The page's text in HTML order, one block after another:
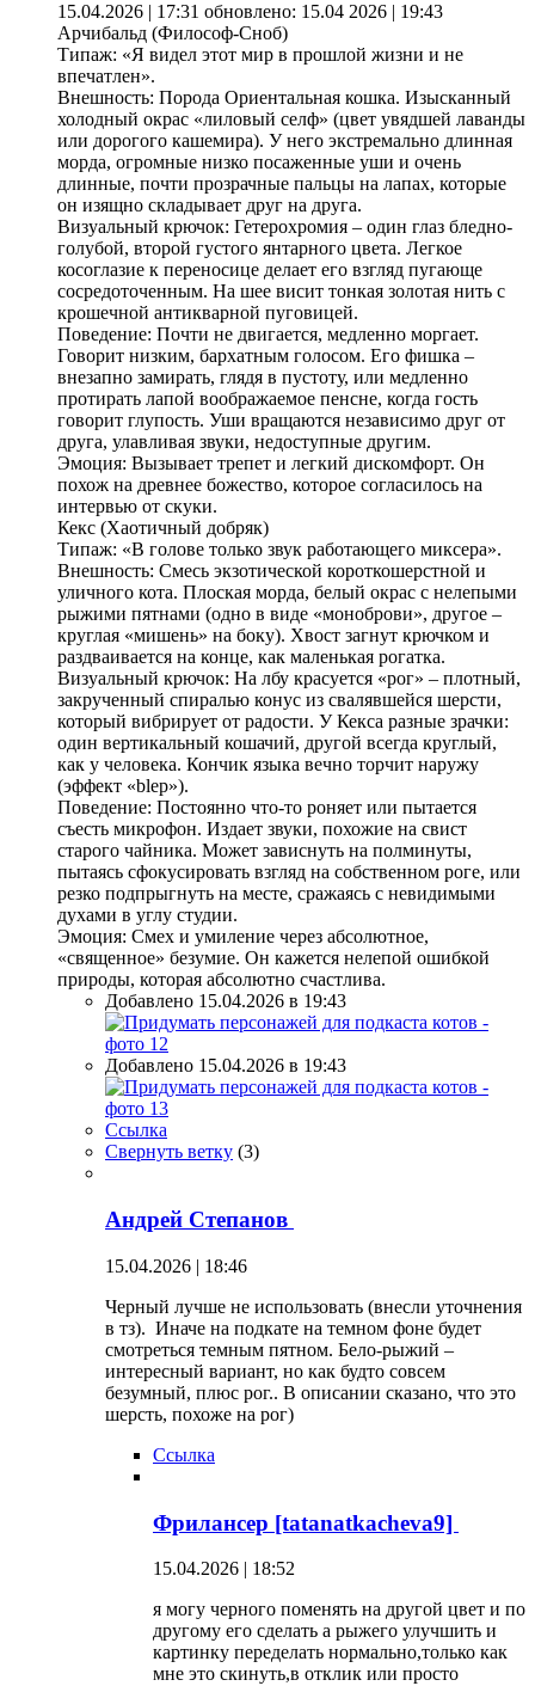
15.04.2026 | 17:31 обновлено: 15.04 2026 | 19:43
Арчибальд (Философ-Сноб)
Типаж: «Я видел этот мир в прошлой жизни и не
впечатлен».
Внешность: Порода Ориентальная кошка. Изысканный
холодный окрас «лиловый селф» (цвет увядшей лаванды
или дорогого кашемира). У него экстремально длинная
морда, огромные низко посаженные уши и очень
длинные, почти прозрачные пальцы на лапах, которые
он изящно складывает друг на друга.
Визуальный крючок: Гетерохромия – один глаз бледно-
голубой, второй густого янтарного цвета. Легкое
косоглазие к переносице делает его взгляд пугающе
сосредоточенным. На шее висит тонкая золотая нить с
крошечной антикварной пуговицей.
Поведение: Почти не двигается, медленно моргает.
Говорит низким, бархатным голосом. Его фишка –
внезапно замирать, глядя в пустоту, или медленно
протирать лапой воображаемое пенсне, когда гость
говорит глупость. Уши вращаются независимо друг от
друга, улавливая звуки, недоступные другим.
Эмоция: Вызывает трепет и легкий дискомфорт. Он
похож на древнее божество, которое согласилось на
интервью от скуки.
Кекс (Хаотичный добряк)
Типаж: «В голове только звук работающего миксера».
Внешность: Смесь экзотической короткошерстной и
уличного кота. Плоская морда, белый окрас с нелепыми
рыжими пятнами (одно в виде «моноброви», другое –
круглая «мишень» на боку). Хвост загнут крючком и
раздваивается на конце, как маленькая рогатка.
Визуальный крючок: На лбу красуется «рог» – плотный,
закрученный спиралью конус из свалявшейся шерсти,
который вибрирует от радости. У Кекса разные зрачки:
один вертикальный кошачий, другой всегда круглый,
как у человека. Кончик языка вечно торчит наружу
(эффект «blep»).
Поведение: Постоянно что-то роняет или пытается
съесть микрофон. Издает звуки, похожие на свист
старого чайника. Может зависнуть на полминуты,
пытаясь сфокусировать взгляд на собственном роге, или
резко подпрыгнуть на месте, сражаясь с невидимыми
духами в углу студии.
Эмоция: Смех и умиление через абсолютное,
«священное» безумие. Он кажется нелепой ошибкой
природы, которая абсолютно счастлива.
Добавлено 15.04.2026 в 19:43
Добавлено 15.04.2026 в 19:43
Ссылка
Свернуть ветку (3)
Андрей Степанов
15.04.2026 | 18:46
Черный лучше не использовать (внесли уточнения
в тз). Иначе на подкате на темном фоне будет
смотреться темным пятном. Бело-рыжий –
интересный вариант, но как будто совсем
безумный, плюс рог.. В описании сказано, что это
шерсть, похоже на рог)
Ссылка
Фрилансер [tatanatkacheva9]
15.04.2026 | 18:52
я могу черного поменять на другой цвет и по
другому его сделать а рыжего улучшить и
картинку переделать нормально,только как
мне это скинуть,в отклик или просто